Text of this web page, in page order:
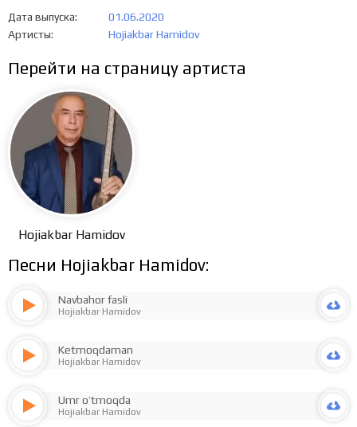
Дата выпуска
01.06.2020
Артисты
Hojiakbar Hamidov
Перейти на страницу артиста
Hojiakbar Hamidov
Песни Hojiakbar Hamidov:
Navbahor fasli
Hojiakbar Hamidov
Ketmoqdaman
Hojiakbar Hamidov
Umr o’tmoqda
Hojiakbar Hamidov